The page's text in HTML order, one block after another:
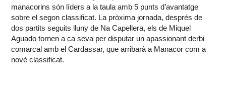
manacorins són líders a la taula amb 5 punts d’avantatge
sobre el segon classificat. La pròxima jornada, després de
dos partits seguits lluny de Na Capellera, els de Miquel
Aguado tornen a ca seva per disputar un apassionant derbi
comarcal amb el Cardassar, que arribarà a Manacor com a
novè classificat.